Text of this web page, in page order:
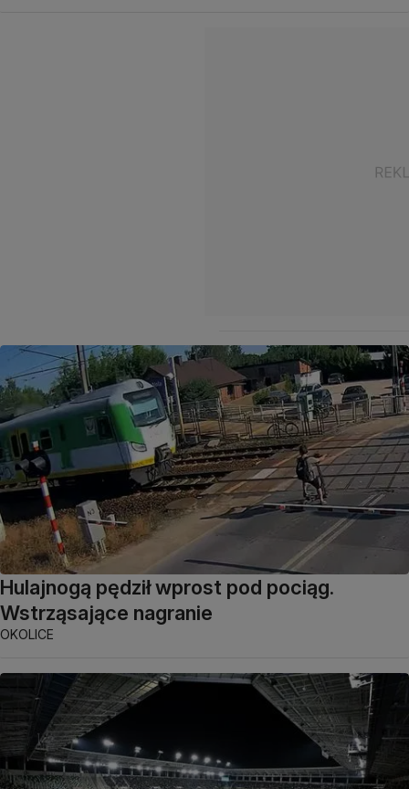
Hulajnogą pędził wprost pod pociąg.
Wstrząsające nagranie
OKOLICE